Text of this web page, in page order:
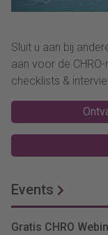
Sluit u aan bij
aan voor de
checklists &
Events
Gratis CHRO